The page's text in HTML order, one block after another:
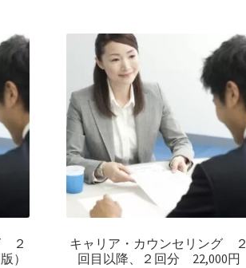
２
）
キャリア・カウンセリング ２
回目以降、２回分 22,000円